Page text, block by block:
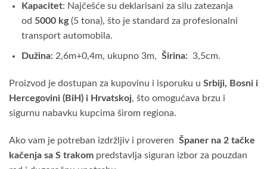
Kapacitet: Najčešće su deklarisani za silu zatezanja
od 5000 kg(5 tona), što je standard za profesionalni
transport automobila.
Dužina: 2,6m+0,4m, ukupno 3m, Širina: 3,5cm.
Proizvod je dostupan za kupovinu i isporuku u Srbiji, Bosni i
Hercegovini (BiH) i Hrvatskoj, što omogućava brzu i
sigurnu nabavku kupcima širom regiona.
Ako vam je potreban izdržljiv i proveren Španer na 2 tačke
kačenja sa S trakom predstavlja siguran izbor za pouzdan